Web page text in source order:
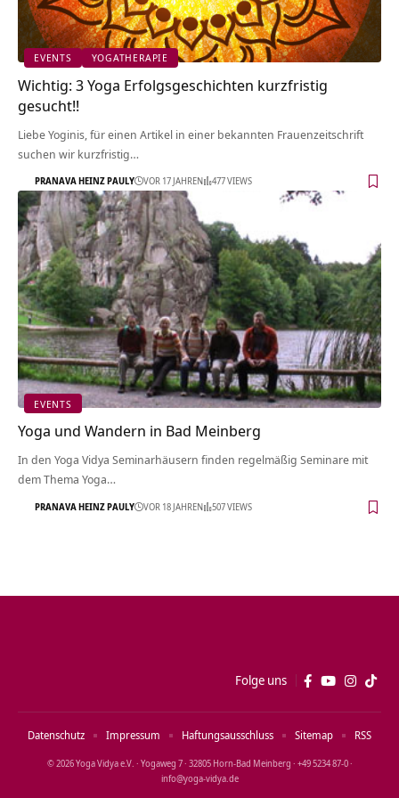
EVENTS YOGATHERAPIE
Wichtig: 3 Yoga Erfolgsgeschichten kurzfristig
gesucht!!
Liebe Yoginis, für einen Artikel in einer bekannten Frauenzeitschrift
suchen wir kurzfristig…
PRANAVA HEINZ PAULY VOR 17 JAHREN 477 VIEWS
EVENTS
Yoga und Wandern in Bad Meinberg
In den Yoga Vidya Seminarhäusern finden regelmäßig Seminare mit
dem Thema Yoga…
PRANAVA HEINZ PAULY VOR 18 JAHREN 507 VIEWS
Folge uns
© 2026 Yoga Vidya e.V. · Yogaweg 7 · 32805 Horn‑Bad Meinberg · +49 5234 87‑0 ·
info@yoga‑vidya.de
Datenschutz Impressum Haftungsausschluss Sitemap RSS